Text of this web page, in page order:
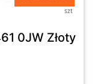
szt
0JW Złoty -